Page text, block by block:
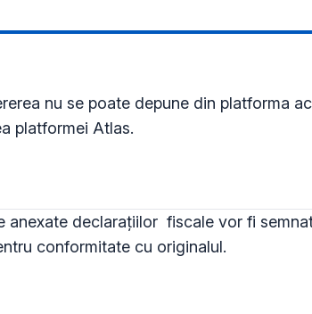
nu se poate depune din platforma
platformei Atlas.
anexate declarațiilor fiscale vor fi
conformitate cu originalul.